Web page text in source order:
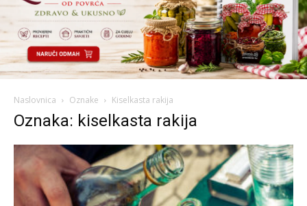
Naslovnica Oznake Kiselkasta rakija
Oznaka: kiselkasta rakija